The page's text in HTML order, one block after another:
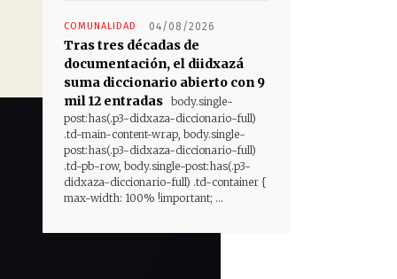
COMUNALIDAD 04/08/2026
Tras tres décadas de
documentación, el diidxazá
suma diccionario abierto con 9
mil 12 entradas body.single-
post:has(.p3-didxaza-diccionario-full)
.td-main-content-wrap, body.single-
post:has(.p3-didxaza-diccionario-full)
.td-pb-row, body.single-post:has(.p3-
didxaza-diccionario-full) .td-container {
max-width: 100% !important; ...